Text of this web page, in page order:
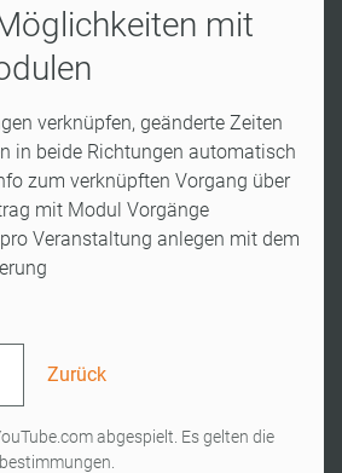
mit
verknüpfen, geänderte Zeiten
in beide Richtungen automatisch
zum verknüpften Vorgang über
mit Modul Vorgänge
Veranstaltung anlegen mit dem
Zurück
abgespielt. Es gelten die